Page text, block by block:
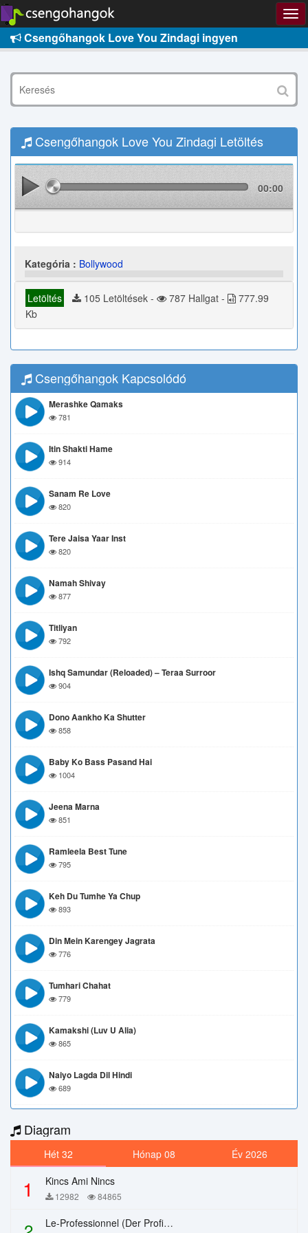
Csengőhangok Love You Zindagi ingyen
Csengőhangok Love You Zindagi Letöltés
00:00
Kategória : Bollywood
Letöltés 105 Letöltések - 787 Hallgat -
777.99
Kb
Csengőhangok Kapcsolódó
Merashke Qamaks
781
Itin Shakti Hame
914
Sanam Re Love
820
Tere Jaisa Yaar Inst
820
Namah Shivay
877
Titliyan
792
Ishq Samundar (Reloaded) – Teraa Surroor
904
Dono Aankho Ka Shutter
858
Baby Ko Bass Pasand Hai
1004
Jeena Marna
851
Ramleela Best Tune
795
Keh Du Tumhe Ya Chup
893
Din Mein Karengey Jagrata
776
Tumhari Chahat
779
Kamakshi (Luv U Alia)
865
Naiyo Lagda Dil Hindi
689
Diagram
Hét 32 Hónap 08 Év 2026
1 Kincs Ami Nincs
12982 84865
Le-Professionnel (Der Profi) – Chi Mai